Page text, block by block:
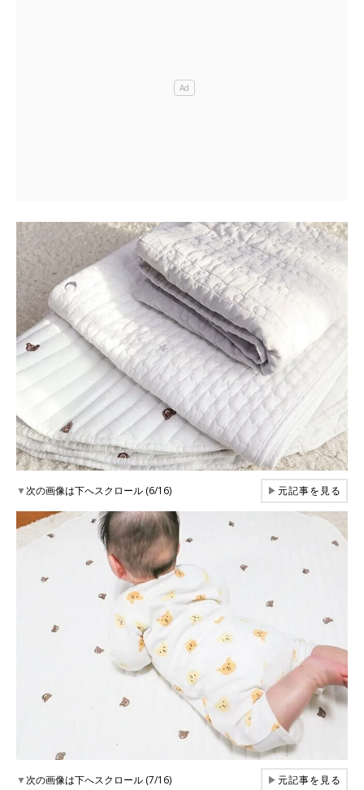
▼次の画像は下へスクロール (6/16) ▶元記事を見る
▼次の画像は下へスクロール (7/16) ▶元記事を見る